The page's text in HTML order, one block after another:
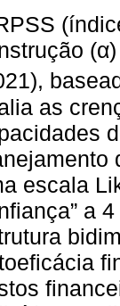
as
escala
a